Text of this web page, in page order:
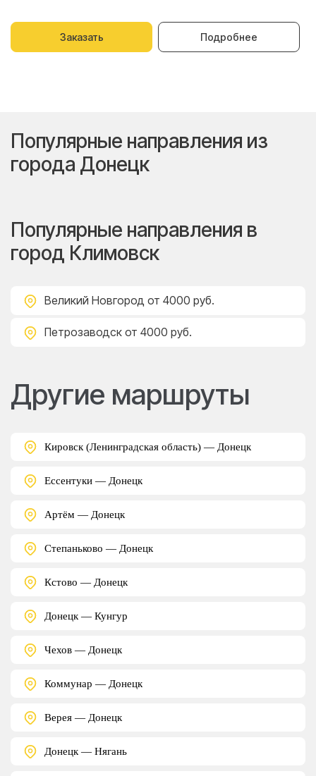
Заказать Подробнее
Популярные направления из
города Донецк
Популярные направления в
город Климовск
Великий Новгород от 4000 руб.
Петрозаводск от 4000 руб.
Другие маршруты
Кировск (Ленинградская область) — Донецк
Ессентуки — Донецк
Артём — Донецк
Степаньково — Донецк
Кстово — Донецк
Донецк — Кунгур
Чехов — Донецк
Коммунар — Донецк
Верея — Донецк
Донецк — Нягань